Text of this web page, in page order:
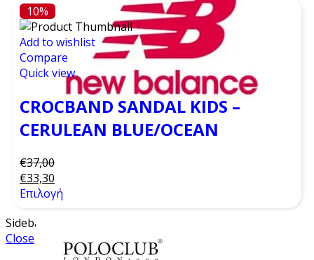
10%
Add to wishlist
Compare
Quick view
CROCBAND SANDAL KIDS –
CERULEAN BLUE/OCEAN
€37,00
€33,30
Επιλογή
Sidebar
Close